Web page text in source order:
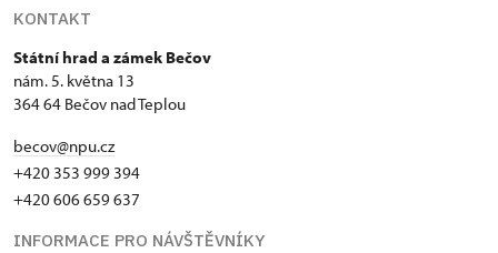
KONTAKT
Státní hrad a zámek Bečov
nám. 5. května 13
364 64 Bečov nad Teplou
becov@npu.cz
+420 353 999 394
+420 606 659 637
INFORMACE PRO NÁVŠTĚVNÍKY